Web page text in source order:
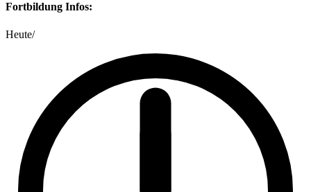
Fortbildung Infos:
Heute/